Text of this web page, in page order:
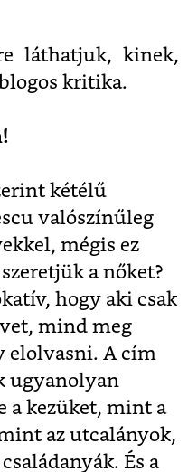
láthatjuk, kinek,
kritika.
kétélű
valószínűleg
mégis ez
a nőket?
hogy aki csak
mind meg
elolvasni. A cím
ugyanolyan
a kezüket, mint a
az utcalányok,
És a